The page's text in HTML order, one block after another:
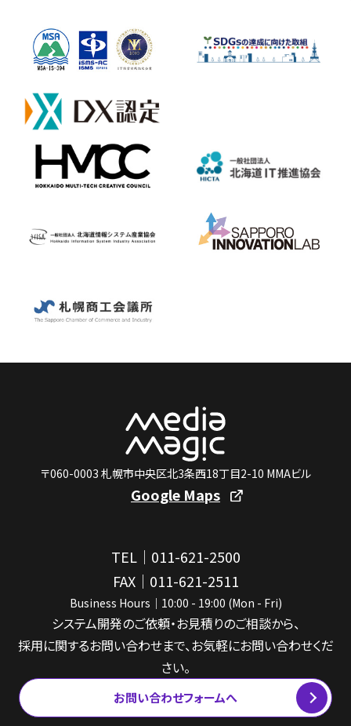
〒060-0003 札幌市中央区北3条西18丁目2-10 MMAビル
Google Maps
TEL｜011-621-2500
FAX｜011-621-2511
Business Hours｜10:00 - 19:00 (Mon - Fri)
システム開発のご依頼・お見積りのご相談から、
採用に関するお問い合わせまで、お気軽にお問い合わせくだ
さい。
お問い合わせフォームへ